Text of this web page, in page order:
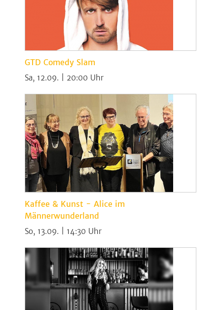
GTD Comedy Slam
Sa, 12.09. | 20:00
Kaffee & Kunst - Alice im
Männerwunderland
So, 13.09. | 14:30